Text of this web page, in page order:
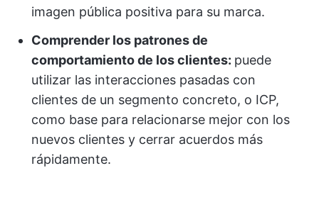
imagen pública positiva para su marca.
Comprender los patrones de
comportamiento de los clientes: puede
utilizar las interacciones pasadas con
clientes de un segmento concreto, o ICP,
como base para relacionarse mejor con los
nuevos clientes y cerrar acuerdos más
rápidamente.